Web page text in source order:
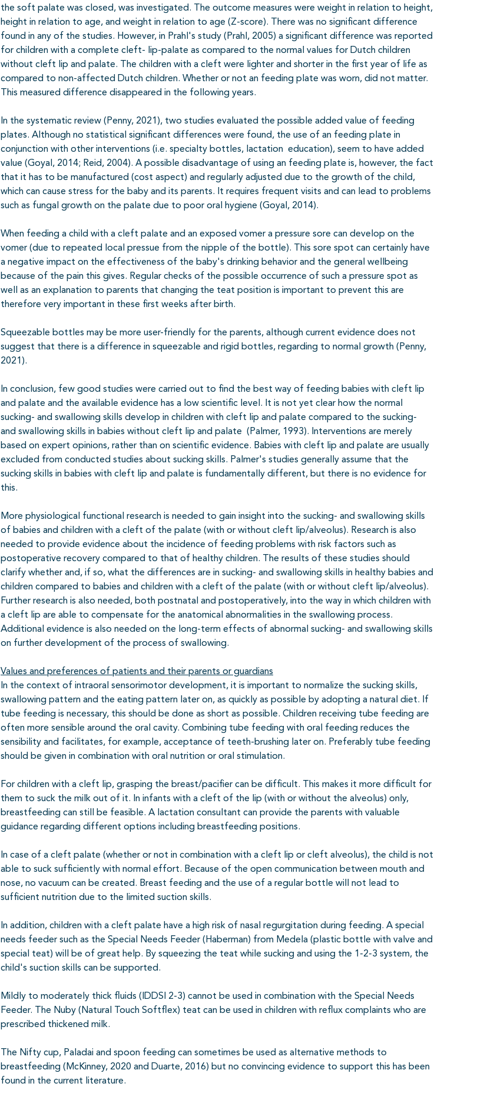
the soft palate was closed, was investigated. The outcome measures were weight in relation to height,
height in relation to age, and weight in relation to age (Z-score). There was no significant difference
found in any of the studies. However, in Prahl's study (Prahl, 2005) a significant difference was reported
for children with a complete cleft- lip-palate as compared to the normal values ​​for Dutch children
without cleft lip and palate. The children with a cleft were lighter and shorter in the first year of life as
compared to non-affected Dutch children. Whether or not an feeding plate was worn, did not matter.
This measured difference disappeared in the following years.
In the systematic review (Penny, 2021), two studies evaluated the possible added value of feeding
plates. Although no statistical significant differences were found, the use of an feeding plate in
conjunction with other interventions (i.e. specialty bottles, lactation education), seem to have added
value (Goyal, 2014; Reid, 2004). A possible disadvantage of using an feeding plate is, however, the fact
that it has to be manufactured (cost aspect) and regularly adjusted due to the growth of the child,
which can cause stress for the baby and its parents. It requires frequent visits and can lead to problems
such as fungal growth on the palate due to poor oral hygiene (Goyal, 2014).
When feeding a child with a cleft palate and an exposed vomer a pressure sore can develop on the
vomer (due to repeated local pressue from the nipple of the bottle). This sore spot can certainly have
a negative impact on the effectiveness of the baby's drinking behavior and the general wellbeing
because of the pain this gives. Regular checks of the possible occurrence of such a pressure spot as
well as an explanation to parents that changing the teat position is important to prevent this are
therefore very important in these first weeks after birth.
Squeezable bottles may be more user-friendly for the parents, although current evidence does not
suggest that there is a difference in squeezable and rigid bottles, regarding to normal growth (Penny,
2021).
In conclusion, few good studies were carried out to find the best way of feeding babies with cleft lip
and palate and the available evidence has a low scientific level. It is not yet clear how the normal
sucking- and swallowing skills develop in children with cleft lip and palate compared to the sucking-
and swallowing skills in babies without cleft lip and palate (Palmer, 1993). Interventions are merely
based on expert opinions, rather than on scientific evidence. Babies with cleft lip and palate are usually
excluded from conducted studies about sucking skills. Palmer's studies generally assume that the
sucking skills in babies with cleft lip and palate is fundamentally different, but there is no evidence for
this.
More physiological functional research is needed to gain insight into the sucking- and swallowing skills
of babies and children with a cleft of the palate (with or without cleft lip/alveolus). Research is also
needed to provide evidence about the incidence of feeding problems with risk factors such as
postoperative recovery compared to that of healthy children. The results of these studies should
clarify whether and, if so, what the differences are in sucking- and swallowing skills in healthy babies and
children compared to babies and children with a cleft of the palate (with or without cleft lip/alveolus).
Further research is also needed, both postnatal and postoperatively, into the way in which children with
a cleft lip are able to compensate for the anatomical abnormalities in the swallowing process.
Additional evidence is also needed on the long-term effects of abnormal sucking- and swallowing skills
on further development of the process of swallowing.
Values and preferences of patients and their parents or guardians
In the context of intraoral sensorimotor development, it is important to normalize the sucking skills,
swallowing pattern and the eating pattern later on, as quickly as possible by adopting a natural diet. If
tube feeding is necessary, this should be done as short as possible. Children receiving tube feeding are
often more sensible around the oral cavity. Combining tube feeding with oral feeding reduces the
sensibility and facilitates, for example, acceptance of teeth-brushing later on. Preferably tube feeding
should be given in combination with oral nutrition or oral stimulation.
For children with a cleft lip, grasping the breast/pacifier can be difficult. This makes it more difficult for
them to suck the milk out of it. In infants with a cleft of the lip (with or without the alveolus) only,
breastfeeding can still be feasible. A lactation consultant can provide the parents with valuable
guidance regarding different options including breastfeeding positions.
In case of a cleft palate (whether or not in combination with a cleft lip or cleft alveolus), the child is not
able to suck sufficiently with normal effort. Because of the open communication between mouth and
nose, no vacuum can be created. Breast feeding and the use of a regular bottle will not lead to
sufficient nutrition due to the limited suction skills.
In addition, children with a cleft palate have a high risk of nasal regurgitation during feeding. A special
needs feeder such as the Special Needs Feeder (Haberman) from Medela (plastic bottle with valve and
special teat) will be of great help. By squeezing the teat while sucking and using the 1-2-3 system, the
child's suction skills can be supported.
Mildly to moderately thick fluids (IDDSI 2-3) cannot be used in combination with the Special Needs
Feeder. The Nuby (Natural Touch Softflex) teat can be used in children with reflux complaints who are
prescribed thickened milk.
The Nifty cup, Paladai and spoon feeding can sometimes be used as alternative methods to
breastfeeding (McKinney, 2020 and Duarte, 2016) but no convincing evidence to support this has been
found in the current literature.